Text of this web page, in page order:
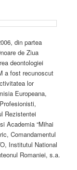
din partea
de Ziua
deontologiei
a fost recunoscut
lor
Europeana,
Rezistentei
Academia “Mihai
Comandamentul
Institutul National
Romaniei, s.a.